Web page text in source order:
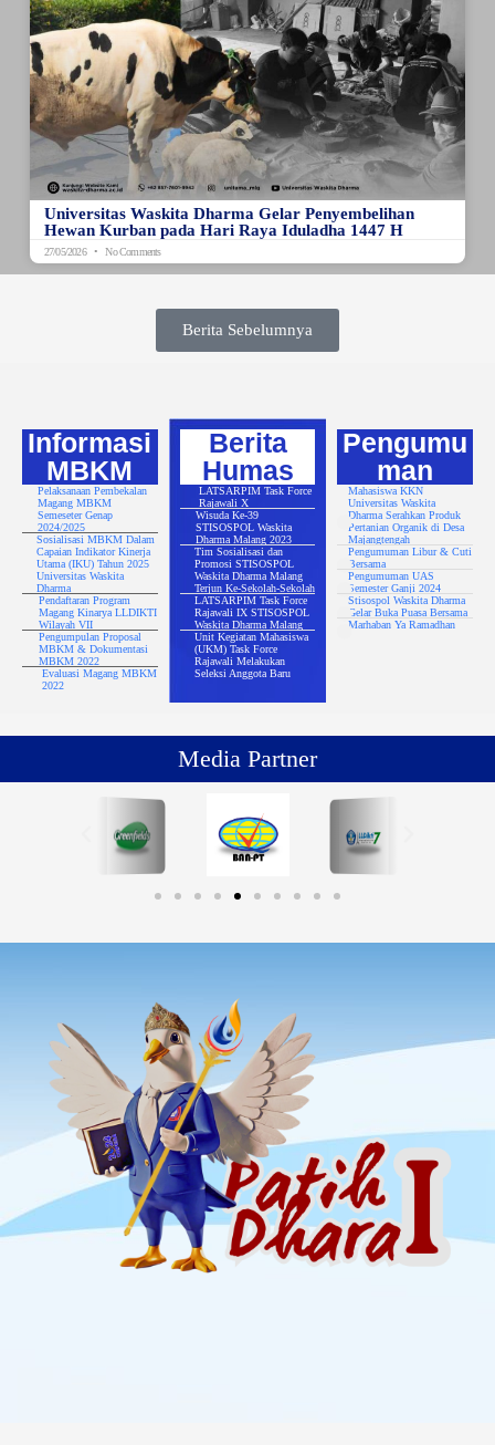
Universitas Waskita Dharma Gelar Penyembelihan
Hewan Kurban pada Hari Raya Iduladha 1447 H
27/05/2026 No Comments
Berita Sebelumnya
Informasi
MBKM
Pelaksanaan Pembekalan
Magang MBKM
Semeseter Genap
2024/2025
Sosialisasi MBKM Dalam
Capaian Indikator Kinerja
Utama (IKU) Tahun 2025
Universitas Waskita
Dharma
Pendaftaran Program
Magang Kinarya LLDIKTI
Wilayah VII
Pengumpulan Proposal
MBKM & Dokumentasi
MBKM 2022
Evaluasi Magang MBKM
2022
Berita
Humas
LATSARPIM Task Force
Rajawali X
Wisuda Ke-39
STISOSPOL Waskita
Dharma Malang 2023
Tim Sosialisasi dan
Promosi STISOSPOL
Waskita Dharma Malang
Terjun Ke-Sekolah-Sekolah
LATSARPIM Task Force
Rajawali IX STISOSPOL
Waskita Dharma Malang
Unit Kegiatan Mahasiswa
(UKM) Task Force
Rajawali Melakukan
Seleksi Anggota Baru
Pengumu
man
Mahasiswa KKN
Universitas Waskita
Dharma Serahkan Produk
Pertanian Organik di Desa
Majangtengah
Pengumuman Libur & Cuti
Bersama
Pengumuman UAS
Semester Ganji 2024
Stisospol Waskita Dharma
Gelar Buka Puasa Bersama
Marhaban Ya Ramadhan
Media Partner